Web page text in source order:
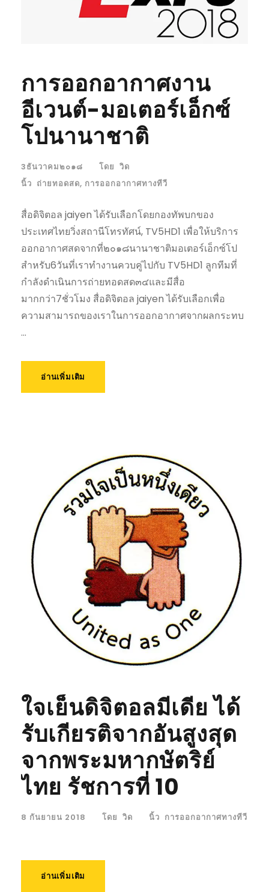
การออกอากาศงาน
อีเวนต์-มอเตอร์เอ็กซ์
โปนานาชาติ
3ธันวาคม๒๐๑๘ โดย วิด
นิ้ว ถ่ายทอดสด, การออกอากาศทางทีวี
สื่อดิจิตอล jaiyen ได้รับเลือกโดยกองทัพบกของ
ประเทศไทยวิ่งสถานีโทรทัศน์, TV5HD1 เพื่อให้บริการ
ออกอากาศสดจากที่๒๐๑๘นานาชาติมอเตอร์เอ็กซ์โป
สำหรับ6วันที่เราทำงานควบคู่ไปกับ TV5HD1 ลูกทีมที่
กำลังดำเนินการถ่ายทอดสด๓๔และมีสื่อ
มากกว่า7ชั่วโมง สื่อดิจิตอล jaiyen ได้รับเลือกเพื่อ
ความสามารถของเราในการออกอากาศจากผลกระทบ
...
อ่านเพิ่มเติม
ใจเย็นดิจิตอลมีเดีย ได้
รับเกียรติจากอันสูงสุด
จากพระมหากษัตริย์
ไทย รัชการที่ 10
8 กันยายน 2018 โดย วิด นิ้ว การออกอากาศทางทีวี
อ่านเพิ่มเติม